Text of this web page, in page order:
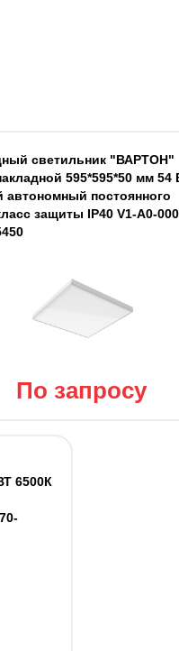
светильник "ВАРТОН"
595*595*50 мм 54
автономный постоянного
защиты IP40 V1-A0-
По запросу
6500К